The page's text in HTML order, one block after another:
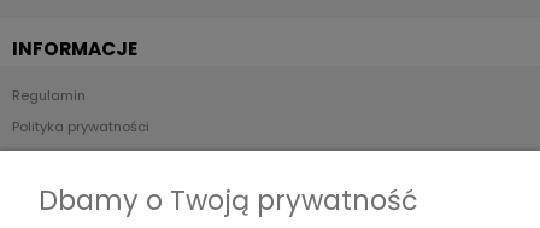
INFORMACJE
Regulamin
Polityka prywatności
Odstąp od umowy tutaj
Dbamy o Twoją prywatność